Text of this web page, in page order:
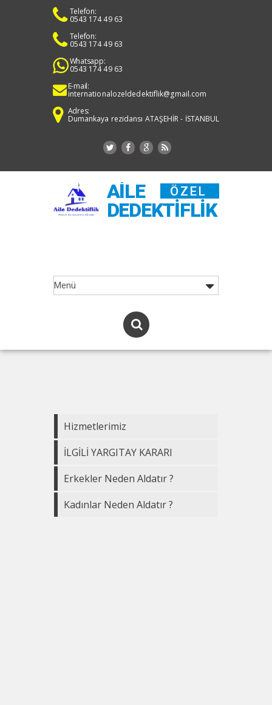
Telefon:
0543 174 49 63
Telefon:
0543 174 49 63
Whatsapp:
0543 174 49 63
E-mail:
internationalozeldedektiflik@gmail.com
Adres:
Dumankaya rezidansı ATAŞEHİR - İSTANBUL
AILE ÖZEL
DEDEKTIFLIK
Hizmetlerimiz
İLGİLİ YARGITAY KARARI
Erkekler Neden Aldatır ?
Kadınlar Neden Aldatır ?